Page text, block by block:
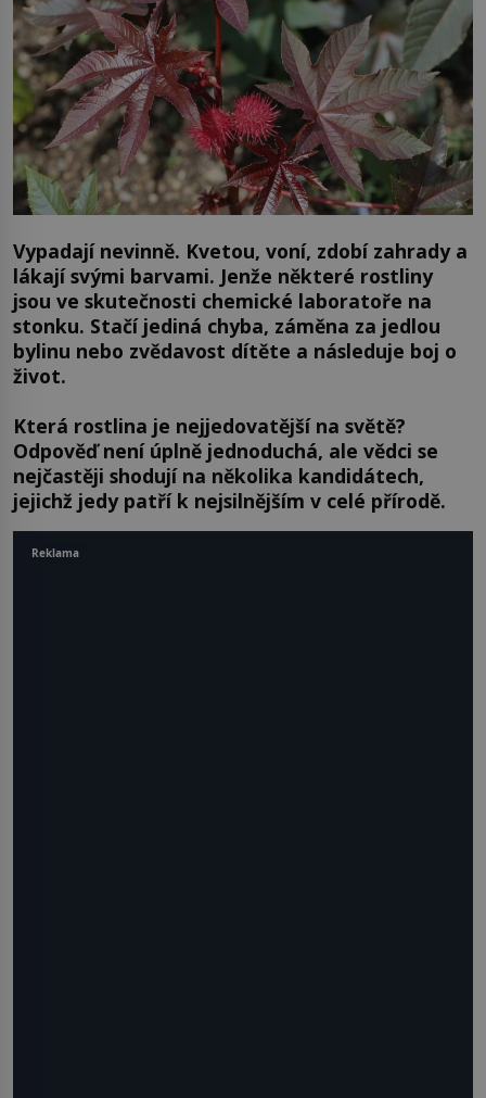
Vypadají nevinně. Kvetou, voní, zdobí zahrady a
lákají svými barvami. Jenže některé rostliny
jsou ve skutečnosti chemické laboratoře na
stonku. Stačí jediná chyba, záměna za jedlou
bylinu nebo zvědavost dítěte a následuje boj o
život.
Která rostlina je nejjedovatější na světě?
Odpověď není úplně jednoduchá, ale vědci se
nejčastěji shodují na několika kandidátech,
jejichž jedy patří k nejsilnějším v celé přírodě.
Reklama